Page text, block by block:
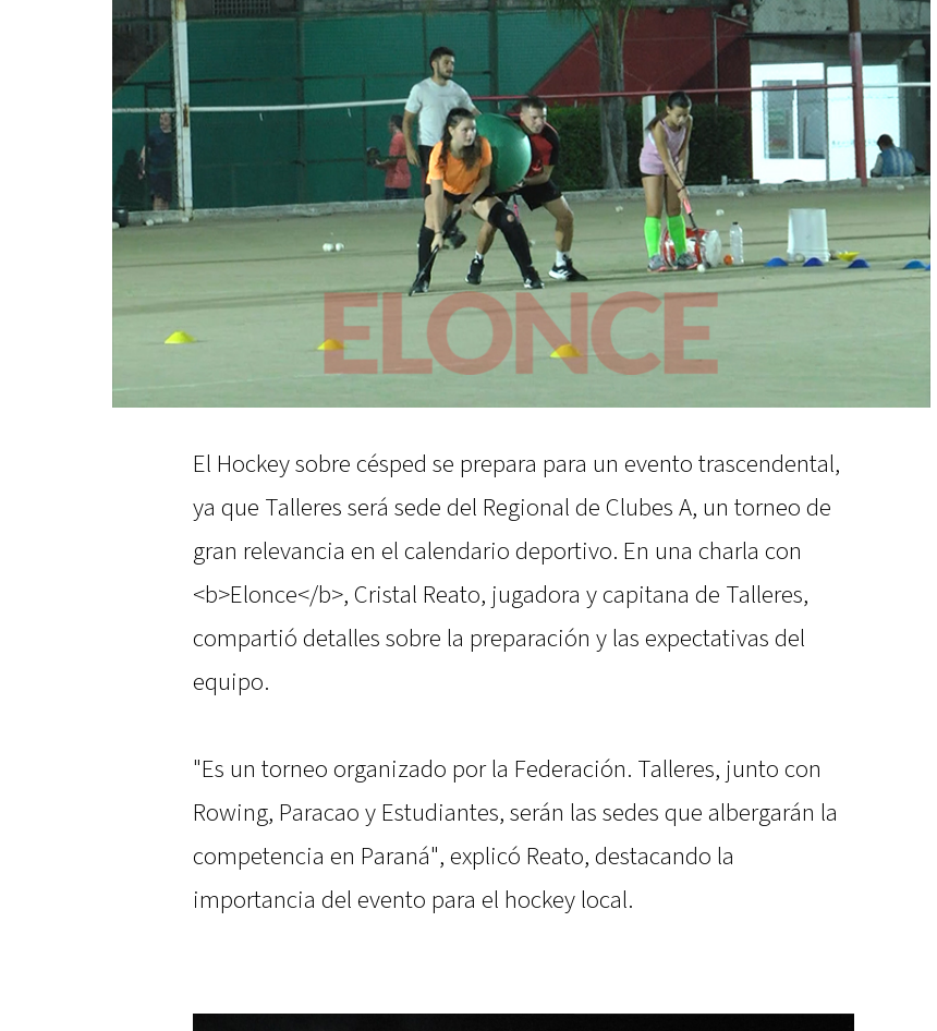
El Hockey sobre césped se prepara para un evento trascendental,
ya que Talleres será sede del Regional de Clubes A, un torneo de
gran relevancia en el calendario deportivo. En una charla con
<b>Elonce</b>, Cristal Reato, jugadora y capitana de Talleres,
compartió detalles sobre la preparación y las expectativas del
equipo.
"Es un torneo organizado por la Federación. Talleres, junto con
Rowing, Paracao y Estudiantes, serán las sedes que albergarán la
competencia en Paraná", explicó Reato, destacando la
importancia del evento para el hockey local.